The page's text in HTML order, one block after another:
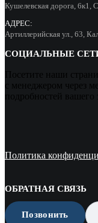
Кушелевская дорога, 6к1,
АДРЕС:
Артиллерийская ул., 63,
СОЦИАЛЬНЫЕ
Посетите наши
с менеджером через
подробностей вашего
Политика
ОБРАТНАЯ СВЯЗЬ
Позвонить